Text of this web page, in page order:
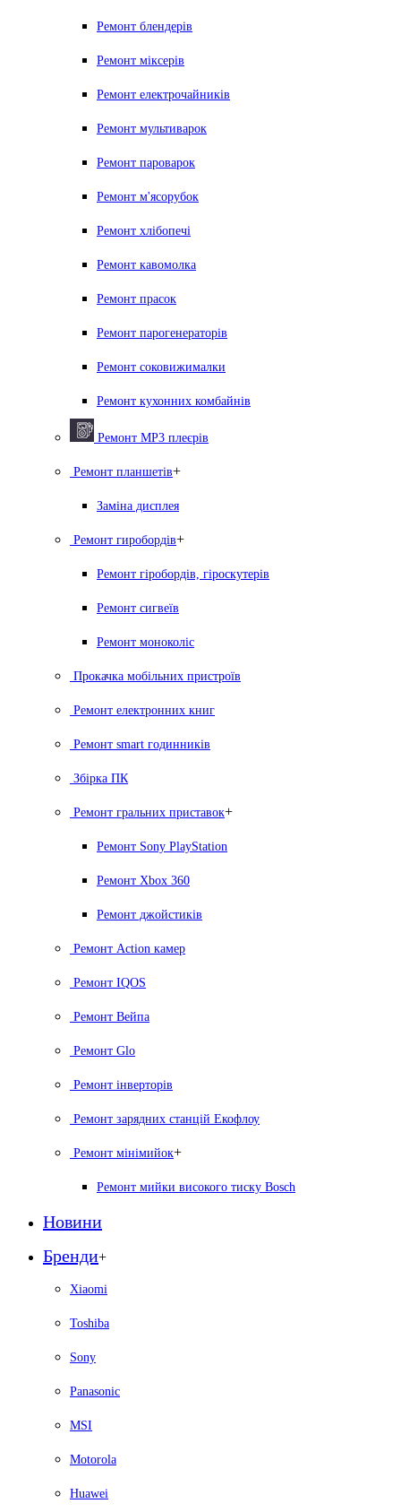
Ремонт блендерiв
Ремонт мiксерiв
Ремонт електрочайників
Ремонт мультиварок
Ремонт пароварок
Ремонт м'ясорубок
Ремонт хлiбопечi
Ремонт кавомолка
Ремонт прасок
Ремонт парогенераторiв
Ремонт соковижималки
Ремонт кухонних комбайнів
Ремонт MP3 плеєрів
Ремонт планшетів+
Заміна дисплея
Ремонт гиробордiв+
Ремонт гіробордів, гіроскутерів
Ремонт сигвеїв
Ремонт моноколіс
Прокачка мобільних пристроїв
Ремонт електронних книг
Ремонт smart годинників
Збірка ПК
Ремонт гральних приставок+
Ремонт Sony PlayStation
Ремонт Xbox 360
Ремонт джойстиків
Ремонт Action камер
Ремонт IQOS
Ремонт Вейпа
Ремонт Glo
Ремонт інверторів
Ремонт зарядних станцій Екофлоу
Ремонт мiнiмийок+
Ремонт мийки високого тиску Bosch
Новини
Бренди+
Xiaomi
Toshiba
Sony
Panasonic
MSI
Motorola
Huawei